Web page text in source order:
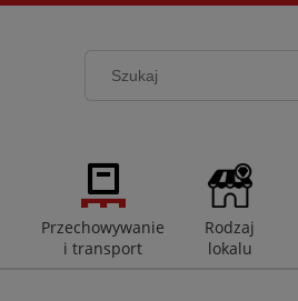
Przechowywanie
i transport
Rodzaj
lokalu